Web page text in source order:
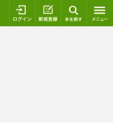
ログイン 新規登録